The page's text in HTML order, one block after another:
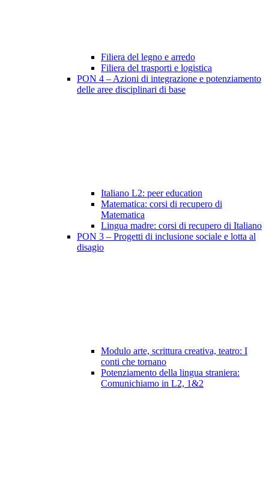
Filiera del legno e arredo
Filiera del trasporti e logistica
PON 4 – Azioni di integrazione e potenziamento
delle aree disciplinari di base
Italiano L2: peer education
Matematica: corsi di recupero di
Matematica
Lingua madre: corsi di recupero di Italiano
PON 3 – Progetti di inclusione sociale e lotta al
disagio
Modulo arte, scrittura creativa, teatro: I
conti che tornano
Potenziamento della lingua straniera:
Comunichiamo in L2, 1&2